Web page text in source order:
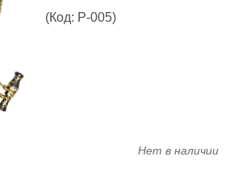
(Код: P-005)
Нет в наличии